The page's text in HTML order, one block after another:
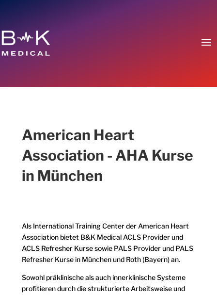
American Heart
Association - AHA Kurse
in München
Als International Training Center der American Heart
Association bietet B&K Medical ACLS Provider und
ACLS Refresher Kurse sowie PALS Provider und PALS
Refresher Kurse in München und Roth (Bayern) an.
Sowohl präklinische als auch innerklinische Systeme
profitieren durch die strukturierte Arbeitsweise und
MxChat AI Agent